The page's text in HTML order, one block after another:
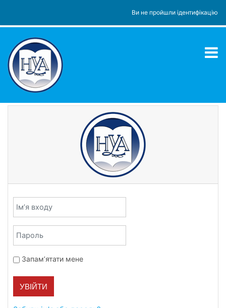
Ви не пройшли ідентифікацію
Ім’я входу
Пароль
Запам’ятати мене
УВІЙТИ